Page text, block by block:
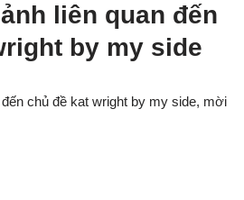
liên quan đến
by my side
chủ đề kat wright by my side, mời